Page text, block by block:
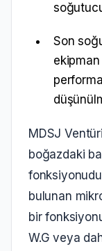
Son
ekipman
MDSJ
boğazdaki
bulunan
bir
W.G veya